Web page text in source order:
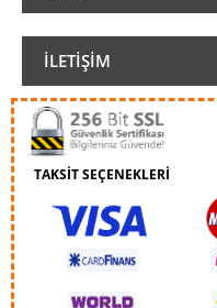
İLETIŞIM
TAKSİT SEÇENEKLERİ